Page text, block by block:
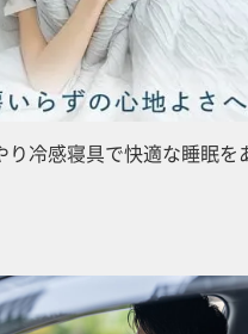
り冷感寝具で快適な睡眠を